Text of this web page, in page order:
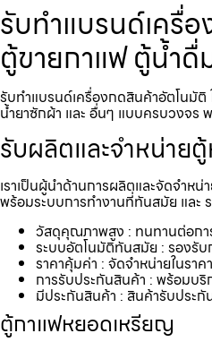
รับทำแบรนด์เครื่
ตู้ขายกาแฟ ตู้น้ำดื่
รับทำแบรนด์เครื่องกดสินค้า​อัตโนมั
น้ำยาซักผ้า และ อื่นๆ แบบครบวงจร
รับผลิตและจำหน่าย
เราเป็นผู้นำด้านการผลิตและจัดจำห
พร้อมระบบการทำงานที่ทันสมัย และ
วัสดุคุณภาพสูง : ทนทานต่อการ
ระบบอัตโนมัติทันสมัย : รองรับ
ราคาคุ้มค่า : จัดจำหน่ายในราค
การรับประกันสินค้า : พร้อมบ
มีประกันสินค้า : สินค้ารับประกั
ตู้กาแฟหยอดเหรียญ